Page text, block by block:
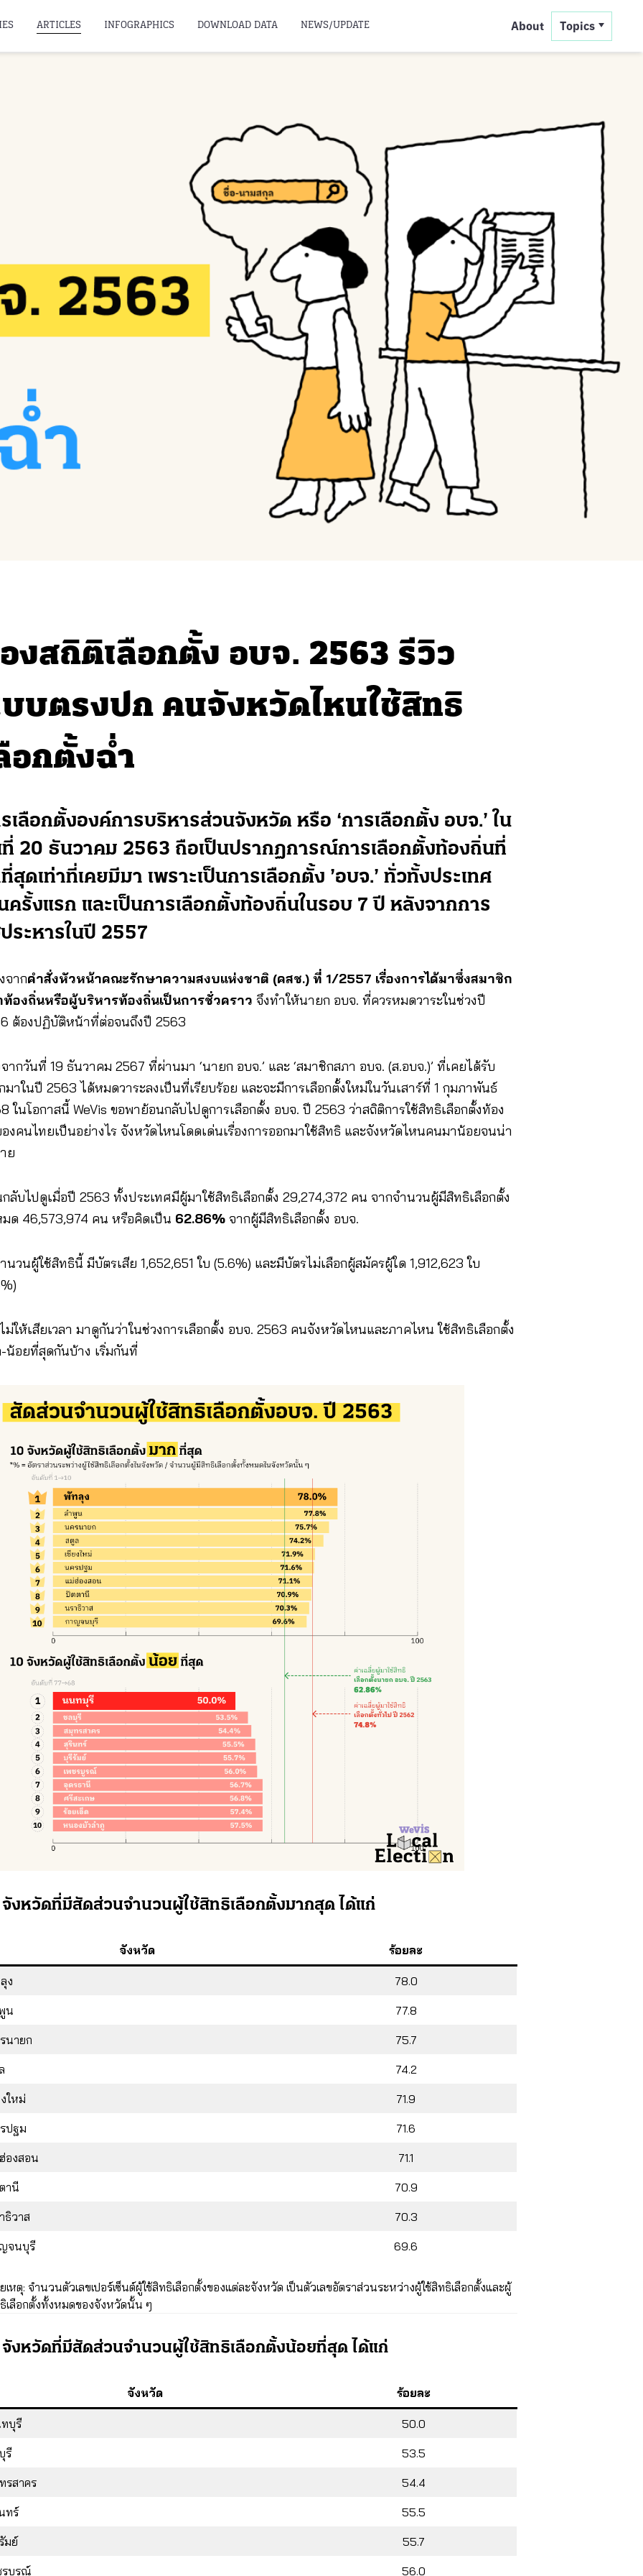
ARTICLES INFOGRAPHICS DOWNLOAD DATA NEWS/UPDATE About Topics
งสถิติเลือกตั้ง อบจ. 2563 รีวิว
บตรงปก คนจังหวัดไหนใช้สิทธิ
อกตั้งฉ่ำ
เลือกตั้งองค์การบริหารส่วนจังหวัด หรือ ‘การเลือกตั้ง อบจ.’ ใน
20 ธันวาคม 2563 ถือเป็นปรากฏการณ์การเลือกตั้งท้องถิ่นที่
สุดเท่าที่เคยมีมา เพราะเป็นการเลือกตั้ง ’อบจ.’ ทั่วทั้งประเทศ
ครั้งแรก และเป็นการเลือกตั้งท้องถิ่นในรอบ 7 ปี หลังจากการ
ระหารในปี 2557
จากคำสั่งหัวหน้าคณะรักษาความสงบแห่งชาติ (คสช.) ที่ 1/2557 เรื่องการได้มาซึ่งสมาชิก
ท้องถิ่นหรือผู้บริหารท้องถิ่นเป็นการชั่วคราว จึงทำให้นายก อบจ. ที่ควรหมดวาระในช่วงปี
ต้องปฏิบัติหน้าที่ต่อจนถึงปี 2563
ากวันที่ 19 ธันวาคม 2567 ที่ผ่านมา ‘นายก อบจ.’ และ ‘สมาชิกสภา อบจ. (ส.อบจ.)’ ที่เคยได้รับ
มาในปี 2563 ได้หมดวาระลงเป็นที่เรียบร้อย และจะมีการเลือกตั้งใหม่ในวันเสาร์ที่ 1 กุมภาพันธ์
ในโอกาสนี้ WeVis ขอพาย้อนกลับไปดูการเลือกตั้ง อบจ. ปี 2563 ว่าสถิติการใช้สิทธิเลือกตั้งท้อง
งคนไทยเป็นอย่างไร จังหวัดไหนโดดเด่นเรื่องการออกมาใช้สิทธิ และจังหวัดไหนคนมาน้อยจนน่า
ย
ลับไปดูเมื่อปี 2563 ทั้งประเทศมีผู้มาใช้สิทธิเลือกตั้ง 29,274,372 คน จากจำนวนผู้มีสิทธิเลือกตั้ง
ด 46,573,974 คน หรือคิดเป็น 62.86% จากผู้มีสิทธิเลือกตั้ง อบจ.
นวนผู้ใช้สิทธินี้ มีบัตรเสีย 1,652,651 ใบ (5.6%) และมีบัตรไม่เลือกผู้สมัครผู้ใด 1,912,623 ใบ
ม่ให้เสียเวลา มาดูกันว่าในช่วงการเลือกตั้ง อบจ. 2563 คนจังหวัดไหนและภาคไหน ใช้สิทธิเลือกตั้ง
น้อยที่สุดกันบ้าง เริ่มกันที่
จังหวัดที่มีสัดส่วนจำนวนผู้ใช้สิทธิเลือกตั้งมากสุด ได้แก่
จังหวัด ร้อยละ
ง 78.0
น 77.8
นายก 75.7
74.2
ใหม่ 71.9
ปฐม 71.6
องสอน 71.1
านี 70.9
ธิวาส 70.3
จนบุรี 69.6
เหตุ: จำนวนตัวเลขเปอร์เซ็นต์ผู้ใช้สิทธิเลือกตั้งของแต่ละจังหวัด เป็นตัวเลขอัตราส่วนระหว่างผู้ใช้สิทธิเลือกตั้งและผู้
เลือกตั้งทั้งหมดของจังหวัดนั้น ๆ
จังหวัดที่มีสัดส่วนจำนวนผู้ใช้สิทธิเลือกตั้งน้อยที่สุด ได้แก่
จังหวัด ร้อยละ
บุรี 50.0
รี 53.5
รสาคร 54.4
ทร์ 55.5
มย์ 55.7
รบูรณ์ 56.0